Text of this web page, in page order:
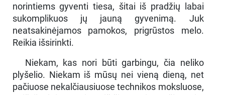
norintiems gyventi tiesa, šitai iš pradžių labai
sukomplikuos jų jauną gyvenimą. Juk
neatsakinėjamos pamokos, prigrūstos melo.
Reikia išsirinkti.
Niekam, kas nori būti garbingu, čia neliko
plyšelio. Niekam iš mūsų nei vieną dieną, net
pačiuose nekalčiausiuose technikos moksluose,